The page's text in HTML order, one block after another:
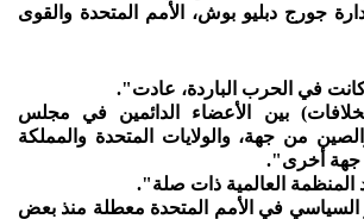
جورج دبليو بوش، الأمم المتحدة والقوى
في الحرب الباردة، عادت".
بين الأعضاء الدائمين في مجلس
من جهة، والولايات المتحدة والمملكة
جهة أخرى".
المنظمة العالمية ذات صلة".
السياسي في الأمم المتحدة معطلة منذ بعض